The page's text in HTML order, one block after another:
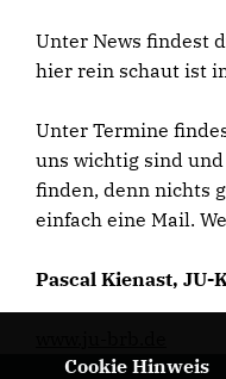
Unter News findest
hier rein schaut ist
Unter Termine
uns wichtig sind
finden, denn nichts
einfach eine Mail.
Pascal Kienast,
Cookie Hinweis